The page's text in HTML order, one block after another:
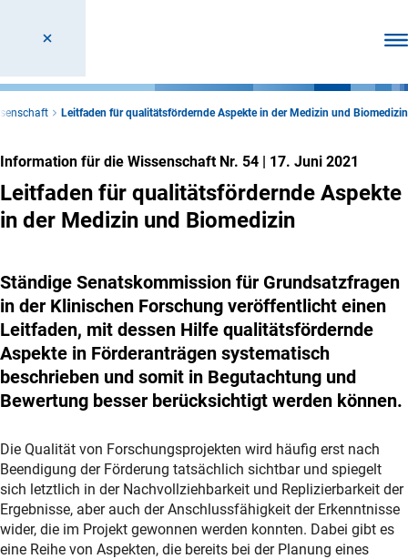
Leitfaden für qualitätsfördernde Aspekte in der Medizin und Biomedizin
Information für die Wissenschaft Nr. 54 | 17. Juni 2021
Leitfaden für qualitätsfördernde Aspekte
in der Medizin und Biomedizin
Ständige Senatskommission für Grundsatzfragen
in der Klinischen Forschung veröffentlicht einen
Leitfaden, mit dessen Hilfe qualitätsfördernde
Aspekte in Förderanträgen systematisch
beschrieben und somit in Begutachtung und
Bewertung besser berücksichtigt werden können.
Die Qualität von Forschungsprojekten wird häufig erst nach
Beendigung der Förderung tatsächlich sichtbar und spiegelt
sich letztlich in der Nachvollziehbarkeit und Replizierbarkeit der
Ergebnisse, aber auch der Anschlussfähigkeit der Erkenntnisse
wider, die im Projekt gewonnen werden konnten. Dabei gibt es
eine Reihe von Aspekten, die bereits bei der Planung eines